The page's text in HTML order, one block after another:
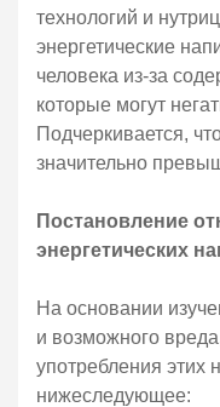
технологий и
энергетические
человека из-за
которые могут
Подчеркивается,
значительно
Постановление
энергетических
На основании
и возможного
употребления этих
нижеследующее: